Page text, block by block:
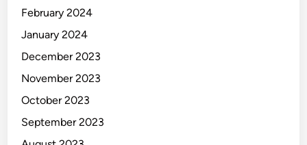
February 2024
January 2024
December 2023
November 2023
October 2023
September 2023